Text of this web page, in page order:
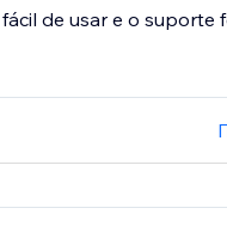
de usar e o suporte